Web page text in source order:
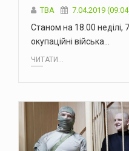
TBA 7.04.2019
Станом на 18.00 неділі,
окупаційні війська…
ЧИТАТИ...